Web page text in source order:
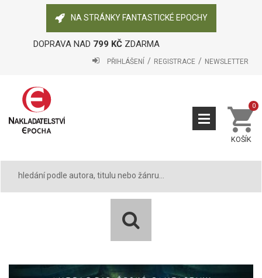
NA STRÁNKY FANTASTICKÉ EPOCHY
DOPRAVA NAD 799 KČZDARMA
PŘIHLÁŠENÍ REGISTRACE NEWSLETTER
KOŠÍK
0